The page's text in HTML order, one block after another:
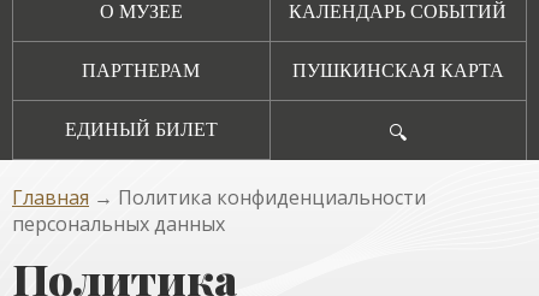
О МУЗЕЕ КАЛЕНДАРЬ СОБЫТИЙ
ПАРТНЕРАМ ПУШКИНСКАЯ КАРТА
ЕДИНЫЙ БИЛЕТ 🔍
Главная → Политика конфиденциальности
персональных данных
Политика